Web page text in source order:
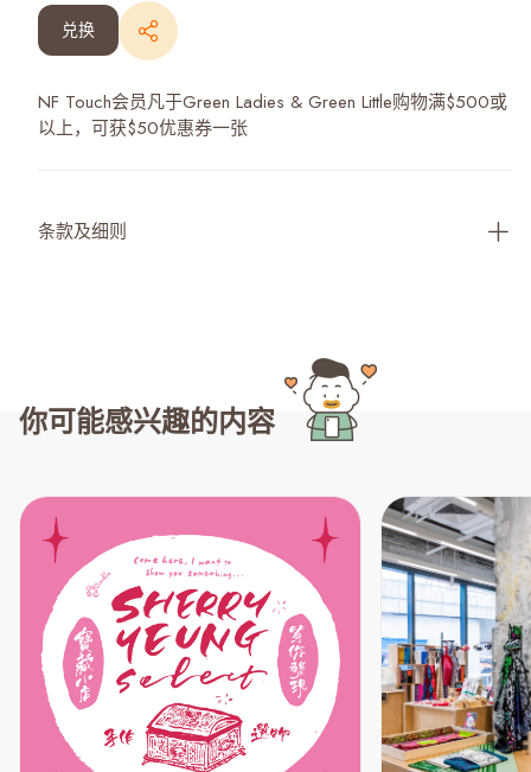
兑换
NF Touch会员凡于Green Ladies & Green Little购物满$500或
以上，可获$50优惠券一张
条款及细则
你可能感兴趣的内容